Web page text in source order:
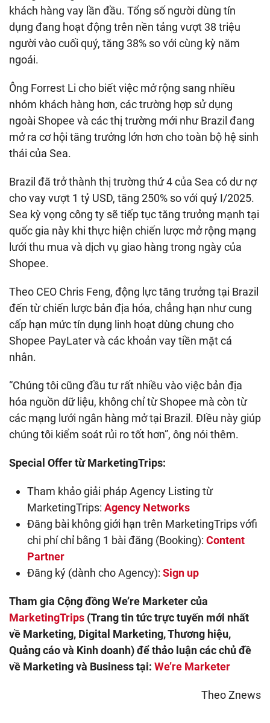
khách hàng vay lần đầu. Tổng số người dùng tín
dụng đang hoạt động trên nền tảng vượt 38 triệu
người vào cuối quý, tăng 38% so với cùng kỳ năm
ngoái.
Ông Forrest Li cho biết việc mở rộng sang nhiều
nhóm khách hàng hơn, các trường hợp sử dụng
ngoài Shopee và các thị trường mới như Brazil đang
mở ra cơ hội tăng trưởng lớn hơn cho toàn bộ hệ sinh
thái của Sea.
Brazil đã trở thành thị trường thứ 4 của Sea có dư nợ
cho vay vượt 1 tỷ USD, tăng 250% so với quý I/2025.
Sea kỳ vọng công ty sẽ tiếp tục tăng trưởng mạnh tại
quốc gia này khi thực hiện chiến lược mở rộng mạng
lưới thu mua và dịch vụ giao hàng trong ngày của
Shopee.
Theo CEO Chris Feng, động lực tăng trưởng tại Brazil
đến từ chiến lược bản địa hóa, chẳng hạn như cung
cấp hạn mức tín dụng linh hoạt dùng chung cho
Shopee PayLater và các khoản vay tiền mặt cá
nhân.
“Chúng tôi cũng đầu tư rất nhiều vào việc bản địa
hóa nguồn dữ liệu, không chỉ từ Shopee mà còn từ
các mạng lưới ngân hàng mở tại Brazil. ĐIều này giúp
chúng tôi kiểm soát rủi ro tốt hơn”, ông nói thêm.
Special Offer từ MarketingTrips:
Tham khảo giải pháp Agency Listing từ
MarketingTrips: Agency Networks
Đăng bài không giới hạn trên MarketingTrips vớfi
chi phí chỉ bằng 1 bài đăng (Booking): Content
Partner
Đăng ký (dành cho Agency): Sign up
Tham gia Cộng đồng We’re Marketer của
MarketingTrips (Trang tin tức trực tuyến mới nhất
về Marketing, Digital Marketing, Thương hiệu,
Quảng cáo và Kinh doanh) để thảo luận các chủ đề
về Marketing và Business tại: We’re Marketer
Theo Znews